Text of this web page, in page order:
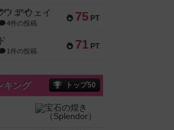
75 PT
・アウェイ
4件の投稿
71 PT
1件の投稿
キング トップ50